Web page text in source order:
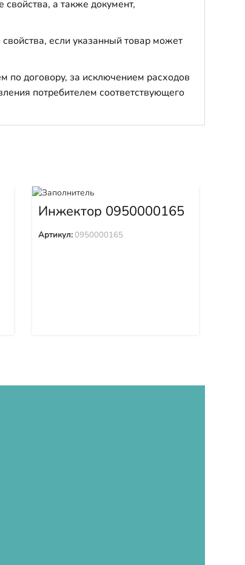
а также документ,
если указанный товар может
по договору, за исключением расходов
потребителем соответствующего
Инжектор 0950000165
Артикул:0950000165